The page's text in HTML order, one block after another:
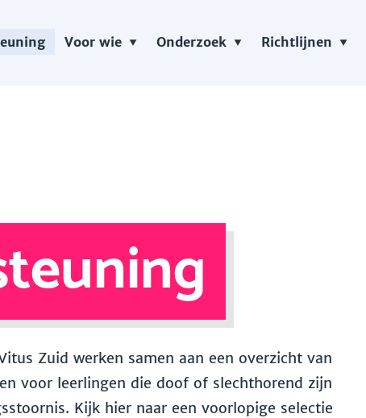
Voor wie Onderzoek Richtlijnen
Zuid werken samen aan een overzicht van
voor leerlingen die doof of slechthorend zijn
Kijk hier naar een voorlopige selectie